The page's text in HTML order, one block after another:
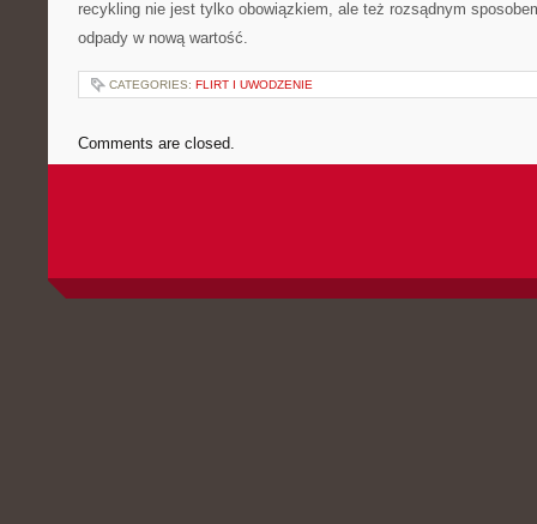
recykling nie jest tylko obowiązkiem, ale też rozsądnym
odpady w nową wartość.
CATEGORIES: FLIRT I UWODZENIE
Comments are closed.